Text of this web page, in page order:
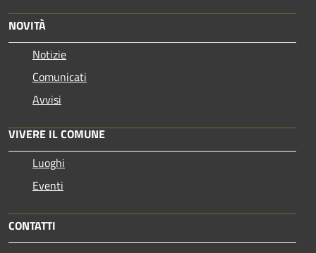
NOVITÀ
Notizie
Comunicati
Avvisi
VIVERE IL COMUNE
Luoghi
Eventi
CONTATTI